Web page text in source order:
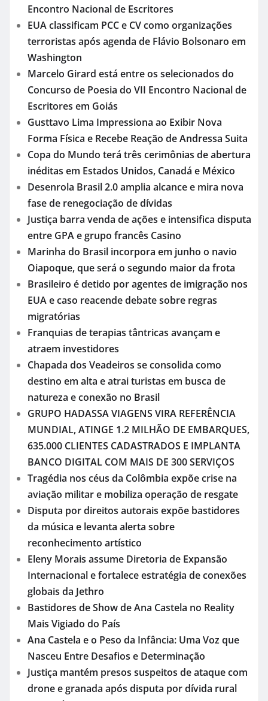
Encontro Nacional de Escritores
EUA classificam PCC e CV como organizações
terroristas após agenda de Flávio Bolsonaro em
Washington
Marcelo Girard está entre os selecionados do
Concurso de Poesia do VII Encontro Nacional de
Escritores em Goiás
Gusttavo Lima Impressiona ao Exibir Nova
Forma Física e Recebe Reação de Andressa Suita
Copa do Mundo terá três cerimônias de abertura
inéditas em Estados Unidos, Canadá e México
Desenrola Brasil 2.0 amplia alcance e mira nova
fase de renegociação de dívidas
Justiça barra venda de ações e intensifica disputa
entre GPA e grupo francês Casino
Marinha do Brasil incorpora em junho o navio
Oiapoque, que será o segundo maior da frota
Brasileiro é detido por agentes de imigração nos
EUA e caso reacende debate sobre regras
migratórias
Franquias de terapias tântricas avançam e
atraem investidores
Chapada dos Veadeiros se consolida como
destino em alta e atrai turistas em busca de
natureza e conexão no Brasil
GRUPO HADASSA VIAGENS VIRA REFERÊNCIA
MUNDIAL, ATINGE 1.2 MILHÃO DE EMBARQUES,
635.000 CLIENTES CADASTRADOS E IMPLANTA
BANCO DIGITAL COM MAIS DE 300 SERVIÇOS
Tragédia nos céus da Colômbia expõe crise na
aviação militar e mobiliza operação de resgate
Disputa por direitos autorais expõe bastidores
da música e levanta alerta sobre
reconhecimento artístico
Eleny Morais assume Diretoria de Expansão
Internacional e fortalece estratégia de conexões
globais da Jethro
Bastidores de Show de Ana Castela no Reality
Mais Vigiado do País
Ana Castela e o Peso da Infância: Uma Voz que
Nasceu Entre Desafios e Determinação
Justiça mantém presos suspeitos de ataque com
drone e granada após disputa por dívida rural